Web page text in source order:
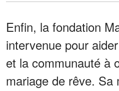
Enfin, la fondation
intervenue pour
et la communauté à
mariage de rêve. Sa